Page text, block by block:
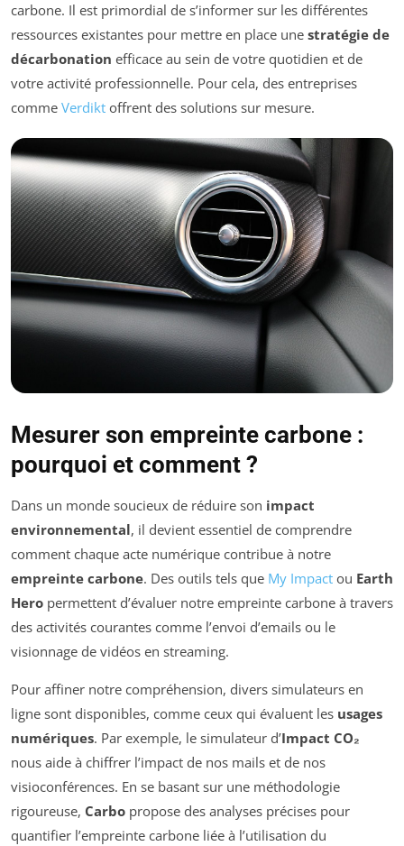
carbone. Il est primordial de s’informer sur les différentes
ressources existantes pour mettre en place une stratégie de
décarbonation efficace au sein de votre quotidien et de
votre activité professionnelle. Pour cela, des entreprises
comme Verdikt offrent des solutions sur mesure.
Mesurer son empreinte carbone :
pourquoi et comment ?
Dans un monde soucieux de réduire son impact
environnemental, il devient essentiel de comprendre
comment chaque acte numérique contribue à notre
empreinte carbone. Des outils tels que My Impact ou Earth
Hero permettent d’évaluer notre empreinte carbone à travers
des activités courantes comme l’envoi d’emails ou le
visionnage de vidéos en streaming.
Pour affiner notre compréhension, divers simulateurs en
ligne sont disponibles, comme ceux qui évaluent les usages
numériques. Par exemple, le simulateur d’Impact CO₂
nous aide à chiffrer l’impact de nos mails et de nos
visioconférences. En se basant sur une méthodologie
rigoureuse, Carbo propose des analyses précises pour
quantifier l’empreinte carbone liée à l’utilisation du